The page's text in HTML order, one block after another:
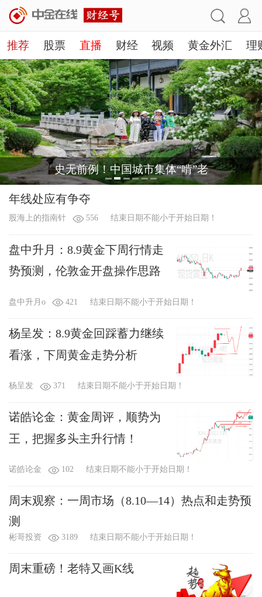
推荐 股票 直播 财经 视频 黄金外汇 理
史无前例！中国城市集体“啃”老
年线处应有争夺
股海上的指南针 556 结束日期不能小于开始日期！
盘中升月：8.9黄金下周行情走
势预测，伦敦金开盘操作思路
盘中升月o 421 结束日期不能小于开始日期！
杨呈发：8.9黄金回踩蓄力继续
看涨，下周黄金走势分析
杨呈发 371 结束日期不能小于开始日期！
诺皓论金：黄金周评，顺势为
王，把握多头主升行情！
诺皓论金 102 结束日期不能小于开始日期！
周末观察：一周市场（8.10—14）热点和走势预
测
彬哥投资 3189 结束日期不能小于开始日期！
周末重磅！老特又画K线